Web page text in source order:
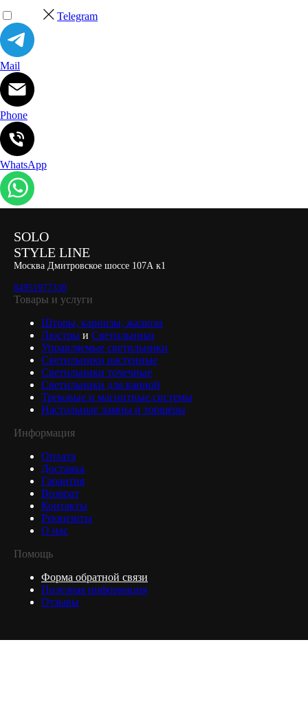
Telegram
Mail
Phone
WhatsApp
SOLO
STYLE LINE
Москва Дмитровское шоссе 107А к1
84951977330
Товары и услуги
Шторы, карнизы, жалюзи
Люстры и Светильники
Управляемые светильники
Светильники настенные
Светильники точечные
Светильники для ванной
Трековые и магнитные системы
Настольные лампы и торшеры
Информация
Оплата
Доставка
Гарантия
Возврат
Контакты
Реквизиты
О нас
Помощь
Форма обратной связи
Полезная информация
Отзывы